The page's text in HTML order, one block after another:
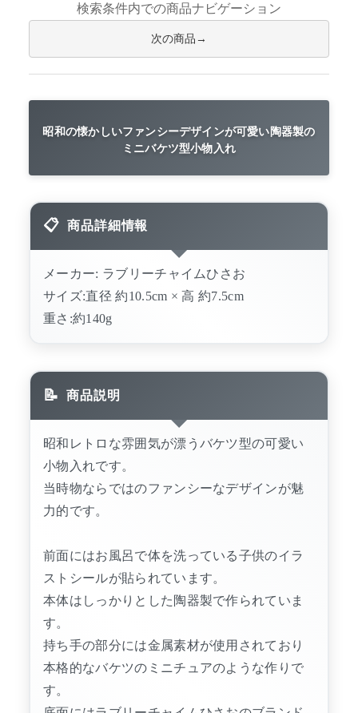
検索条件内での商品ナビゲーション
次の商品
昭和の懐かしいファンシーデザインが可愛い陶器製の
ミニバケツ型小物入れ
商品詳細情報
メーカー: ラブリーチャイムひさお
サイズ:直径 約10.5cm × 高 約7.5cm
重さ:約140g
商品説明
昭和レトロな雰囲気が漂うバケツ型の可愛い
小物入れです。
当時物ならではのファンシーなデザインが魅
力的です。
前面にはお風呂で体を洗っている子供のイラ
ストシールが貼られています。
本体はしっかりとした陶器製で作られていま
す。
持ち手の部分には金属素材が使用されており
本格的なバケツのミニチュアのような作りで
す。